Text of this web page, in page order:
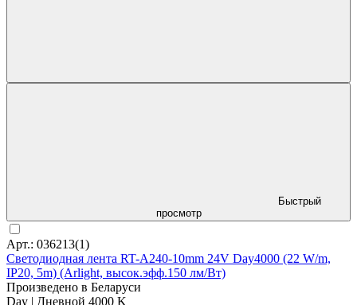
Быстрый
просмотр
Арт.: 036213(1)
Светодиодная лента RT-A240-10mm 24V Day4000 (22 W/m,
IP20, 5m) (Arlight, высок.эфф.150 лм/Вт)
Произведено в Беларуси
Day | Дневной 4000 K